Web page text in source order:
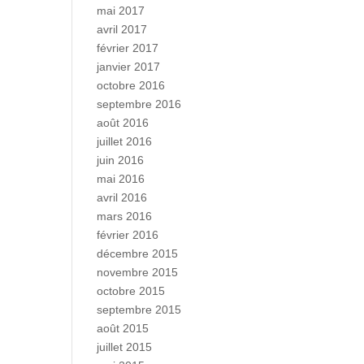
mai 2017
avril 2017
février 2017
janvier 2017
octobre 2016
septembre 2016
août 2016
juillet 2016
juin 2016
mai 2016
avril 2016
mars 2016
février 2016
décembre 2015
novembre 2015
octobre 2015
septembre 2015
août 2015
juillet 2015